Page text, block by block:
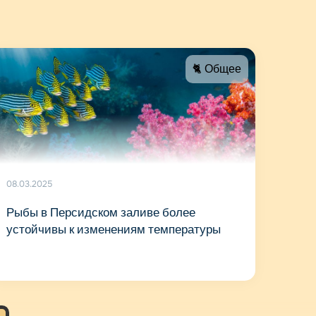
🐈 Общее
08.03.2025
Рыбы в Персидском заливе более
устойчивы к изменениям температуры